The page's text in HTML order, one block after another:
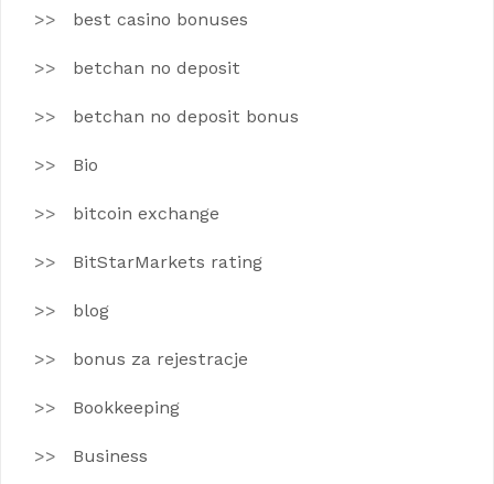
best casino bonuses
betchan no deposit
betchan no deposit bonus
Bio
bitcoin exchange
BitStarMarkets rating
blog
bonus za rejestracje
Bookkeeping
Business